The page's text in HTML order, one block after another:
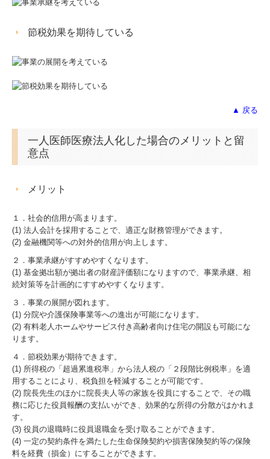
社長メニューASP版
経営改善オンデマンド講座
デジタル化・AI導入補助金
円滑な事業承継を支援
マイナンバー制度への対応
節税効果を期待している
▲ 戻る
一人医師医療法人化した場合のメリットと留
意点
メリット
１．社会的信用が高まります。
(1) 法人会計を採用することで、適正な財務管理ができます。
(2) 金融機関等への対外的信用が向上します。
２．事業承継がすすめやすくなります。
(1) 基金拠出額が拠出者の財産評価額になりますので、事業承継、相
続対策等を計画的にすすめやすくなります。
３．事業の展開が図れます。
(1) 分院や介護保険事業等への進出が可能になります。
(2) 有料老人ホームやサービス付き高齢者向け住宅の開設も可能にな
ります。
４．節税効果が期待できます。
(1) 所得税の「超過累進税率」から法人税の「２段階比例税率」を適
用することにより、税負担を軽減することが可能です。
(2) 院長先生のほかに院長夫人等の家族を役員にすることで、その職
務に応じた役員報酬の支払いができ、効果的な所得の分散がはかれま
す。
(3) 役員の退職時に役員退職金を受け取ることができます。
(4) 一定の契約条件を満たした生命保険契約や損害保険契約等の保険
料を経費（損金）にすることができます。